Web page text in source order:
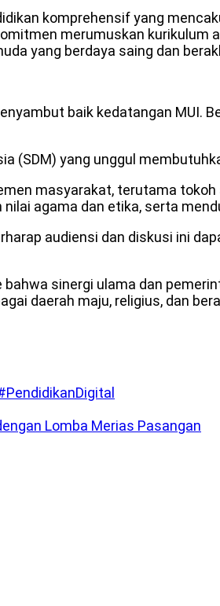
komprehensif yang
merumuskan
yang berdaya saing dan
baik kedatangan MUI.
(SDM) yang unggul
masyarakat, terutama
agama dan etika, serta
audiensi dan diskusi ini
sinergi ulama dan
daerah maju, religius, dan
Lomba Merias Pasangan